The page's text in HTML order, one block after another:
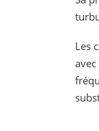
Les